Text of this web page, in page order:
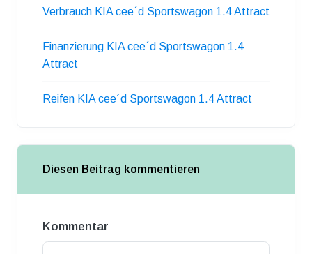
Verbrauch KIA cee´d Sportswagon 1.4 Attract
Finanzierung KIA cee´d Sportswagon 1.4
Attract
Reifen KIA cee´d Sportswagon 1.4 Attract
Diesen Beitrag kommentieren
Kommentar